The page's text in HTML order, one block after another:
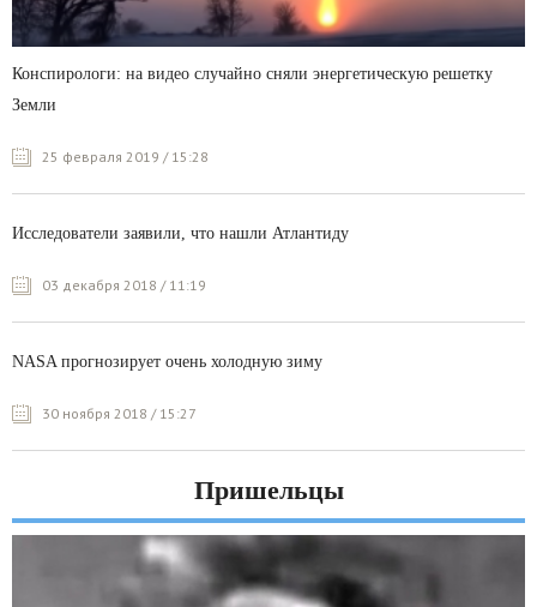
Конспирологи: на видео случайно сняли энергетическую решетку
Земли
25 февраля 2019 / 15:28
Исследователи заявили, что нашли Атлантиду
03 декабря 2018 / 11:19
NASA прогнозирует очень холодную зиму
30 ноября 2018 / 15:27
Пришельцы